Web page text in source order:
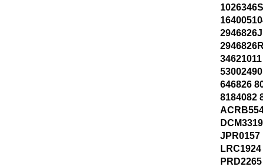
646826
8184082
JPR0157